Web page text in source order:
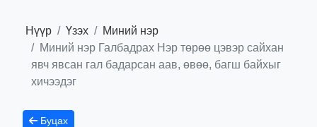
Нүүр Үзэх
Миний нэр
Миний нэр Галбадрах Нэр төрөө цэвэр сайхан
явч явсан гал бадарсан аав, өвөө, багш байхыг
хичээдэг
Буцах